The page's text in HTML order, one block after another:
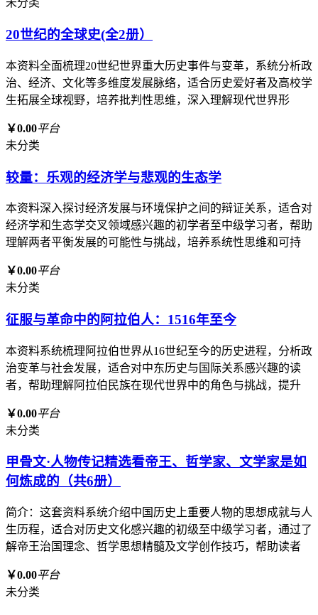
未分类
20世纪的全球史(全2册）
本资料全面梳理20世纪世界重大历史事件与变革，系统分析政
治、经济、文化等多维度发展脉络，适合历史爱好者及高校学
生拓展全球视野，培养批判性思维，深入理解现代世界形
￥0.00平台
未分类
较量：乐观的经济学与悲观的生态学
本资料深入探讨经济发展与环境保护之间的辩证关系，适合对
经济学和生态学交叉领域感兴趣的初学者至中级学习者，帮助
理解两者平衡发展的可能性与挑战，培养系统性思维和可持
￥0.00平台
未分类
征服与革命中的阿拉伯人：1516年至今
本资料系统梳理阿拉伯世界从16世纪至今的历史进程，分析政
治变革与社会发展，适合对中东历史与国际关系感兴趣的读
者，帮助理解阿拉伯民族在现代世界中的角色与挑战，提升
￥0.00平台
未分类
甲骨文·人物传记精选看帝王、哲学家、文学家是如
何炼成的（共6册）
简介：这套资料系统介绍中国历史上重要人物的思想成就与人
生历程，适合对历史文化感兴趣的初级至中级学习者，通过了
解帝王治国理念、哲学思想精髓及文学创作技巧，帮助读者
￥0.00平台
未分类